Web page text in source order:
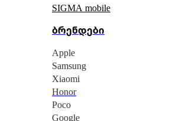
SIGMA mobile
ბრენდები
Apple
Samsung
Xiaomi
Honor
Poco
Google